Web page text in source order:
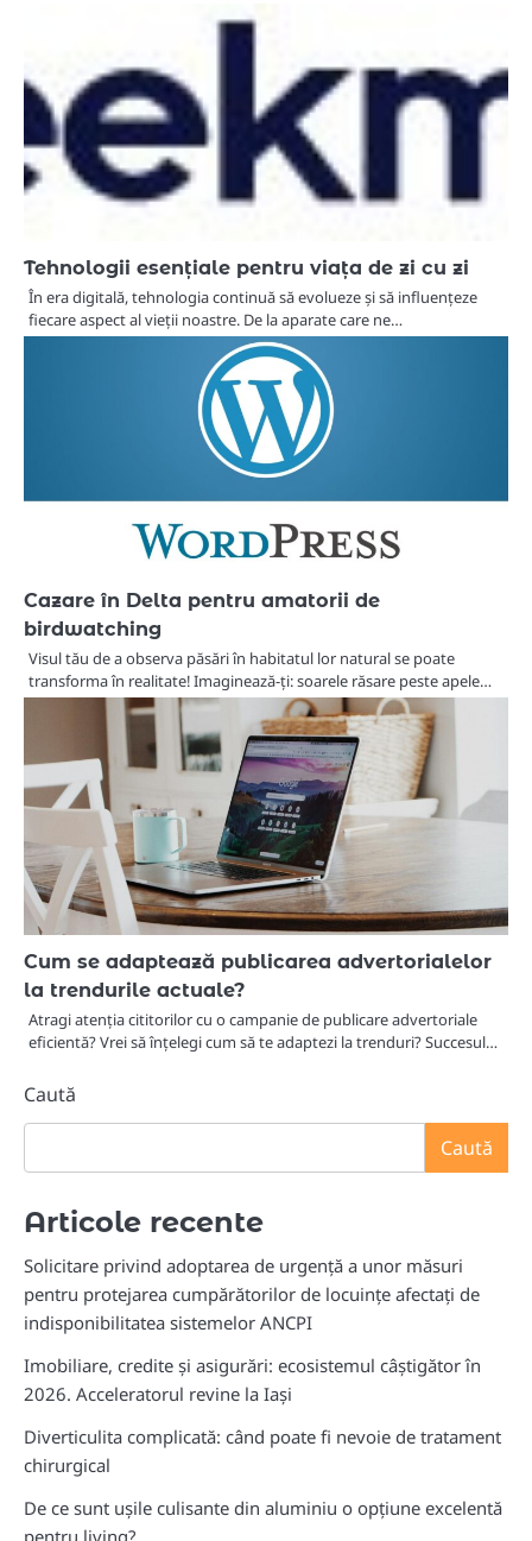
Tehnologii esențiale pentru viața de zi cu zi
În era digitală, tehnologia continuă să evolueze și să influențeze
fiecare aspect al vieții noastre. De la aparate care ne…
Cazare în Delta pentru amatorii de
birdwatching
Visul tău de a observa păsări în habitatul lor natural se poate
transforma în realitate! Imaginează-ți: soarele răsare peste apele…
Cum se adaptează publicarea advertorialelor
la trendurile actuale?
Atragi atenția cititorilor cu o campanie de publicare advertoriale
eficientă? Vrei să înțelegi cum să te adaptezi la trenduri? Succesul…
Caută
Caută
Articole recente
Solicitare privind adoptarea de urgență a unor măsuri
pentru protejarea cumpărătorilor de locuințe afectați de
indisponibilitatea sistemelor ANCPI
Imobiliare, credite și asigurări: ecosistemul câștigător în
2026. Acceleratorul revine la Iași
Diverticulita complicată: când poate fi nevoie de tratament
chirurgical
De ce sunt ușile culisante din aluminiu o opțiune excelentă
pentru living?